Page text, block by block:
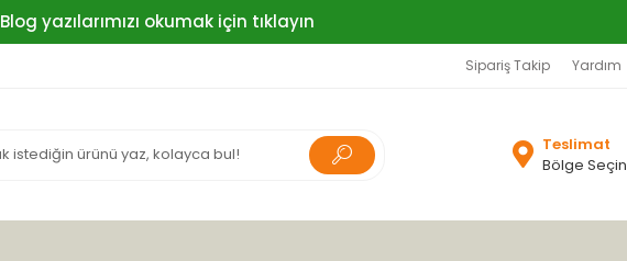
Blog yazılarımızı okumak için tıklayın
Sipariş Takip Yardım
Teslimat
Bölge Seçin